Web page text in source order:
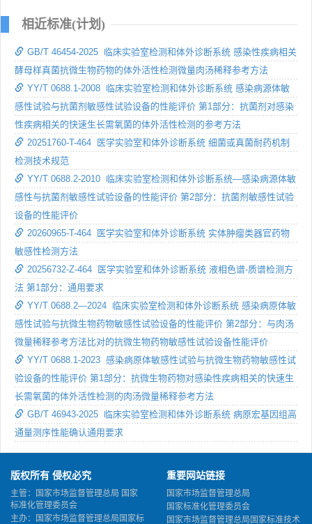
相近标准(计划)
GB/T 46454-2025 临床实验室检测和体外诊断系统 感染性疾病相关
酵母样真菌抗微生物药物的体外活性检测微量肉汤稀释参考方法
YY/T 0688.1-2008 临床实验室检测和体外诊断系统 感染病源体敏
感性试验与抗菌剂敏感性试验设备的性能评价 第1部分：抗菌剂对感染
性疾病相关的快速生长需氧菌的体外活性检测的参考方法
20251760-T-464 医学实验室和体外诊断系统 细菌或真菌耐药机制
检测技术规范
YY/T 0688.2-2010 临床实验室检测和体外诊断系统—感染病源体敏
感性与抗菌剂敏感性试验设备的性能评价 第2部分：抗菌剂敏感性试验
设备的性能评价
20260965-T-464 医学实验室和体外诊断系统 实体肿瘤类器官药物
敏感性检测方法
20256732-Z-464 医学实验室和体外诊断系统 液相色谱-质谱检测方
法 第1部分：通用要求
YY/T 0688.2—2024 临床实验室检测和体外诊断系统 感染病原体敏
感性试验与抗微生物药物敏感性试验设备的性能评价 第2部分：与肉汤
微量稀释参考方法比对的抗微生物药物敏感性试验设备性能评价
YY/T 0688.1-2023 感染病原体敏感性试验与抗微生物药物敏感性试
验设备的性能评价 第1部分：抗微生物药物对感染性疾病相关的快速生
长需氧菌的体外活性检测的肉汤微量稀释参考方法
GB/T 46943-2025 临床实验室检测和体外诊断系统 病原宏基因组高
通量测序性能确认通用要求
版权所有 侵权必究
主管：国家市场监督管理总局 国家
标准化管理委员会
主办：国家市场监督管理总局国家标
重要网站链接
国家市场监督管理总局
国家标准化管理委员会
国家市场监督管理总局国家标准技术